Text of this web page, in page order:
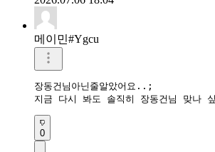
메이민#Ygcu
장동건님아닌줄알았어요..;
지금 다시 봐도 솔직히 장동건님 맞나
0